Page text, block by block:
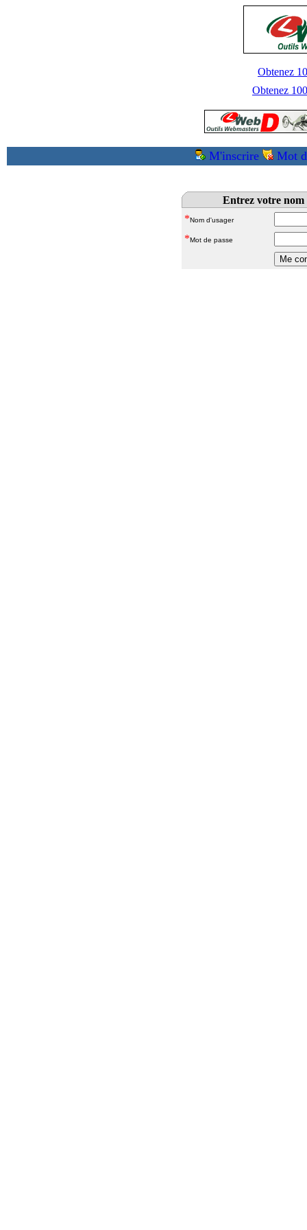
Obtenez
Obtenez
M'inscrire Mot
Entrez votre nom
*Nom d'usager
*Mot de passe